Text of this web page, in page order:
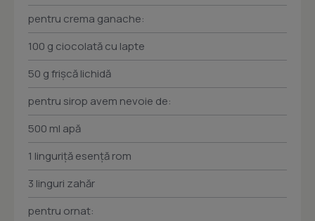
pentru crema ganache:
100 g ciocolată cu lapte
50 g frişcă lichidă
pentru sirop avem nevoie de:
500 ml apă
1 linguriţă esenţă rom
3 linguri zahăr
pentru ornat: